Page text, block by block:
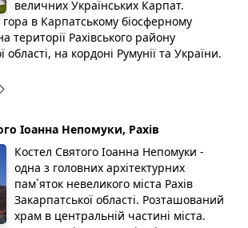
величних Українських Карпат.
в Карпатському біосферному
території Рахівського району
області, на кордоні Румунії та України.
Іоанна Непомуки, Рахів
Костел Святого Іоанна Непомуки -
одна з головних архітектурних
пам`яток невеликого міста Рахів
Закарпатської області. Розташований
храм в центральній частині міста.